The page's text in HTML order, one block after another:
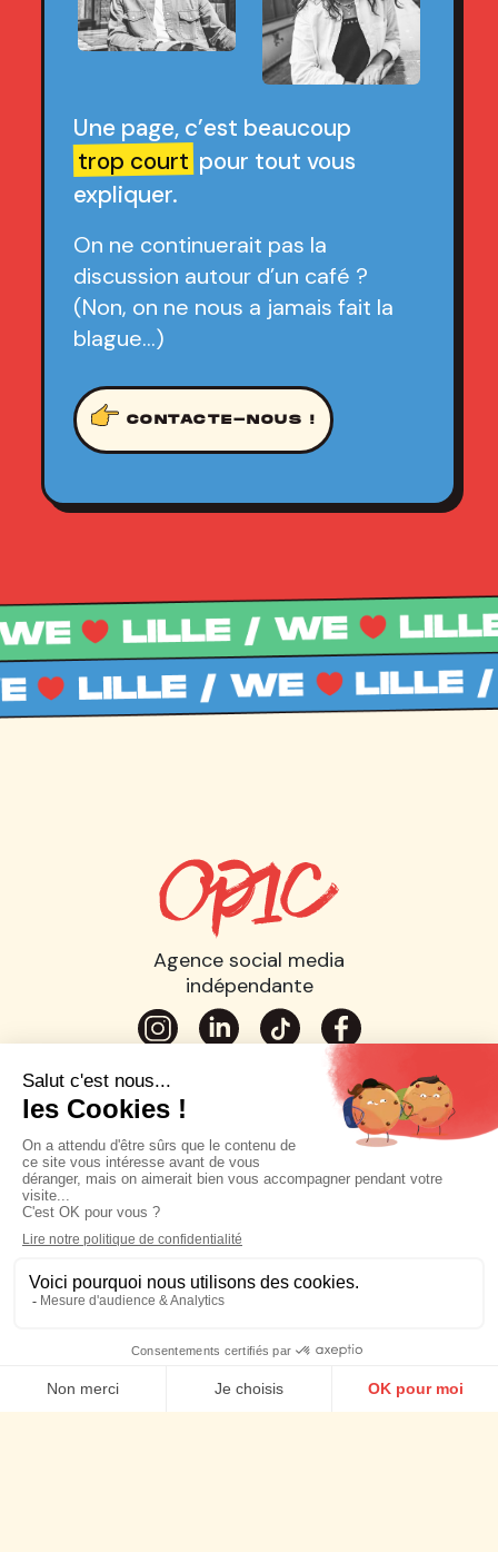
Une page, c’est beaucoup
trop courtpour tout vous
expliquer.
On ne continuerait pas la
discussion autour d’un café ?
(Non, on ne nous a jamais fait la
blague…)
CONTACTE-NOUS !
Agence social media
indépendante
Planning Stratégique
Stratégie social media
Social media management
Agence Social content
Agence Social ads